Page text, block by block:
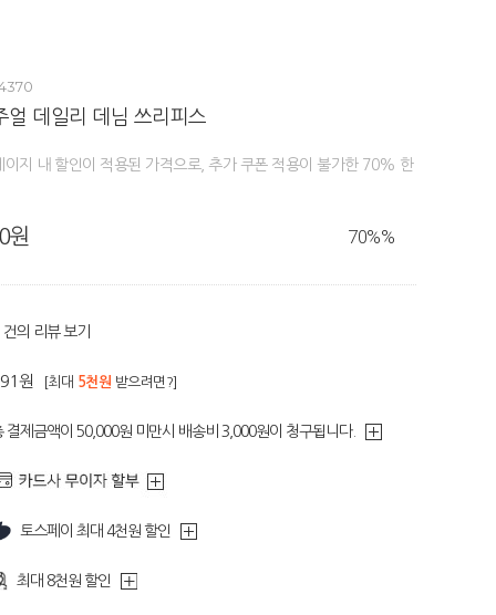
데일리 데님 쓰리피스
지 내 할인이 적용된 가격으로, 추가 쿠폰 적용이 불가한 70% 한
원 70%%
건의 리뷰 보기
원 [최대 5천원 받으려면?]
결제금액이 50,000원 미만시 배송비 3,000원이 청구됩니다.
토스페이 최대 4천원 할인
최대 8천원 할인